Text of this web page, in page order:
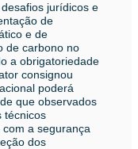
jurídicos e
de
e de
de carbono no
a obrigatoriedade
consignou
poderá
que observados
técnicos
a segurança
dos